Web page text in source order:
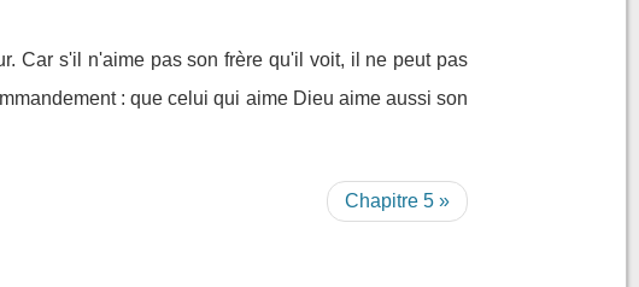
Car s'il n'aime pas son frère qu'il voit, il ne peut pas
: que celui qui aime Dieu aime aussi son
Chapitre 5 »